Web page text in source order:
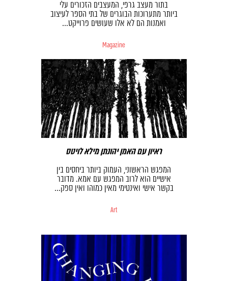
בתור מעצב גרפי, המעצבים הזכורים עלי
ביותר מתערוכות הבוגרים של בתי הספר לעיצוב
ואמנות הם לא אלו שעושים פרוייקט…
Magazine
ראיון עם האמן יהונתן מילא לויטס
המפגש הראשוני, העמוק ביותר ביחסים בין
אישיים הוא לרוב המפגש עם אמא. מדובר
בקשר אישי ואינטימי מאין כמוהו ואין ספק…
Art